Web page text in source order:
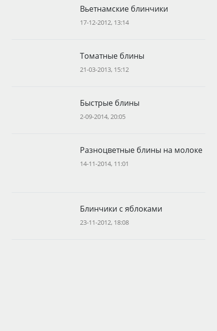
Вьетнамские блинчики
17-12-2012, 13:14
Томатные блины
21-03-2013, 15:12
Быстрые блины
2-09-2014, 20:05
Разноцветные блины на молоке
14-11-2014, 11:01
Блинчики с яблоками
23-11-2012, 18:08